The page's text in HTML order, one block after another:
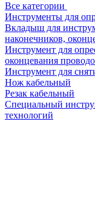
Все категории
Инструменты для
Вкладыш для
наконечников,
Инструмент для
оконцевания
Инструмент для
Нож кабельный
Резак кабельный
Специальный
технологий